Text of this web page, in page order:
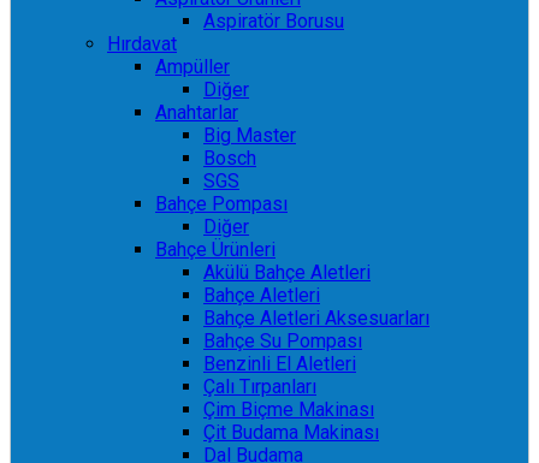
Aspiratör Borusu
Hırdavat
Ampüller
Diğer
Anahtarlar
Big Master
Bosch
SGS
Bahçe Pompası
Diğer
Bahçe Ürünleri
Akülü Bahçe Aletleri
Bahçe Aletleri
Bahçe Aletleri Aksesuarları
Bahçe Su Pompası
Benzinli El Aletleri
Çalı Tırpanları
Çim Biçme Makinası
Çit Budama Makinası
Dal Budama